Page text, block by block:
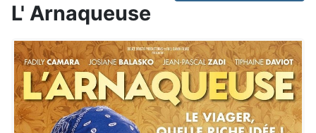
L' Arnaqueuse